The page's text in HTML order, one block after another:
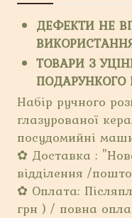
ДЕФЕКТИ НЕ
ТОВАРИ З
ПОДАРУНКОГО
Набір ручного
глазурованої
посудомийні
✿ Доставка :
відділення /
✿ Оплата:
грн ) / повна